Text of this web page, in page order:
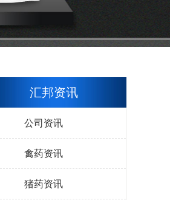
汇邦资讯
公司资讯
禽药资讯
猪药资讯